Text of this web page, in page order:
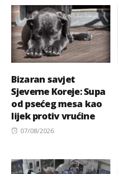
Bizaran savjet
Sjeverne Koreje: Supa
od psećeg mesa kao
lijek protiv vrućine
Posted
07/08/2026